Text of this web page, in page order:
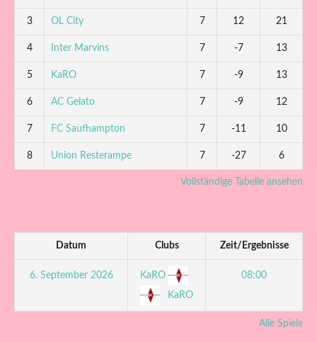
3 OL City 7 12 21
4 Inter Marvins 7 -7 13
5 KaRO 7 -9 13
6 AC Gelato 7 -9 12
7 FC Saufhampton 7 -11 10
8 Union Resterampe 7 -27 6
Vollständige Tabelle ansehen
Datum Clubs Zeit/Ergebnisse
6. September 2026
KaRO
KaRO
08:00
Alle Spiele